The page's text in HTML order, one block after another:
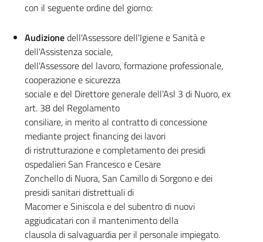
con il seguente ordine del giorno:
Audizionedell'Assessore dell'Igiene e Sanità e
dell'Assistenza sociale,
dell'Assessore del lavoro, formazione professionale,
cooperazione e sicurezza
sociale e del Direttore generale dell'Asl 3 di Nuoro, ex
art. 38 del Regolamento
consiliare, in merito al contratto di concessione
mediante project financing dei lavori
di ristrutturazione e completamento dei presidi
ospedalieri San Francesco e Cesare
Zonchello di Nuora, San Camillo di Sorgono e dei
presidi sanitari distrettuali di
Macomer e Siniscola e del subentro di nuovi
aggiudicatari con il mantenimento della
clausola di salvaguardia per il personale impiegato.